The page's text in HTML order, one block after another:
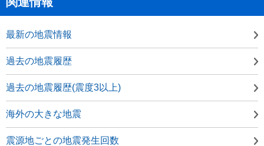
最新の地震情報
過去の地震履歴
過去の地震履歴(震度3以上)
海外の大きな地震
震源地ごとの地震発生回数